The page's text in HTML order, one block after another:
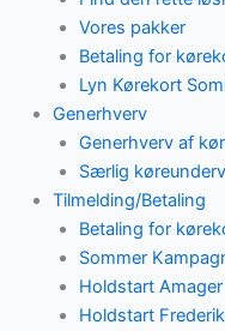
Vores pakker
Betaling for
Lyn Kørekort
Generhverv
Generhverv af
Særlig
Tilmelding/Betaling
Betaling for
Sommer
Holdstart Amager
Holdstart